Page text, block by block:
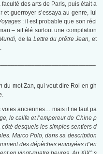
des arts de Paris, puis était a
et guerroyer s’essaya au genre, lui
: il est probable que son réci
– ait été surtout une compilation
de la Lettre du prêtre Jean, et
du mot Zan, qui veut dire Roi en gh
voies anciennes… mais il ne faut pa
le calife et l’empereur de Chine p
desquels les simples sentiers d
Marco Polo, dans sa description
des dépêches envoyées d’en